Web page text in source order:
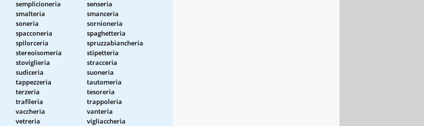
semplicioneria
senseria
smalteria
smanceria
soneria
sornioneria
spacconeria
spaghetteria
spilorceria
spruzzabiancheria
stereoisomeria
stipetteria
stoviglieria
stracceria
sudiceria
suoneria
tappezzeria
tautomeria
terzeria
tesoreria
trafileria
trappoleria
vaccheria
vanteria
vetreria vigliaccheria